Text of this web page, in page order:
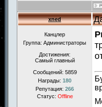
xned
Канцлер
Группа: Администраторы
Достижения:
Самый главный
Сообщений: 5859
Награды: 180
Репутация: 266
Статус: Offline